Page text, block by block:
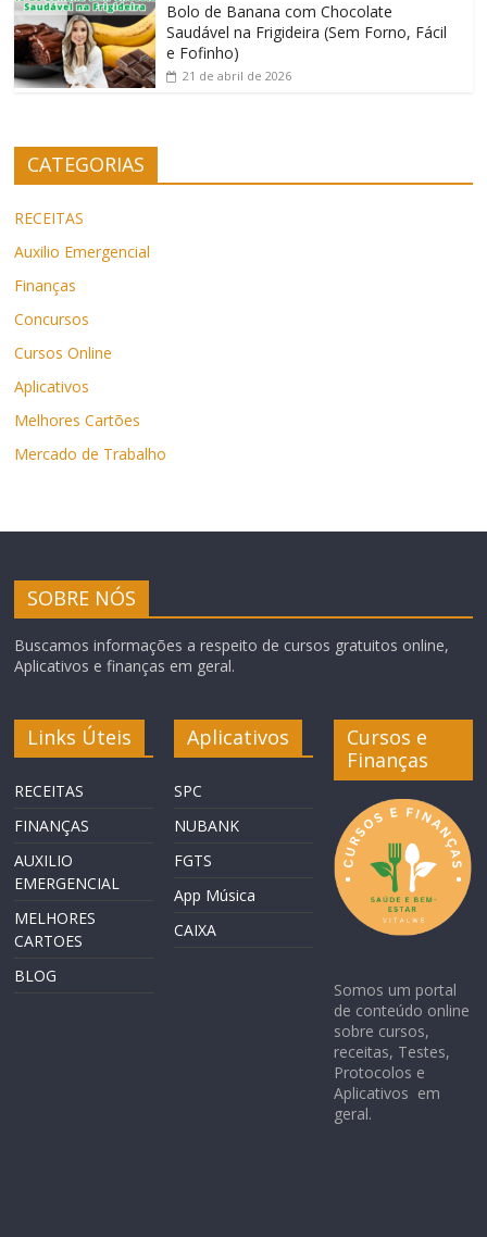
Bolo de Banana com Chocolate
Saudável na Frigideira (Sem Forno, Fácil
e Fofinho)
21 de abril de 2026
CATEGORIAS
RECEITAS
Auxilio Emergencial
Finanças
Concursos
Cursos Online
Aplicativos
Melhores Cartões
Mercado de Trabalho
SOBRE NÓS
Buscamos informações a respeito de cursos gratuitos online,
Aplicativos e finanças em geral.
Links Úteis
RECEITAS
FINANÇAS
AUXILIO
EMERGENCIAL
MELHORES
CARTOES
BLOG
Aplicativos
SPC
NUBANK
FGTS
App Música
CAIXA
Cursos e
Finanças
Somos um portal
de conteúdo online
sobre cursos,
receitas, Testes,
Protocolos e
Aplicativos em
geral.